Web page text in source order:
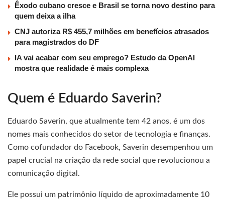
Êxodo cubano cresce e Brasil se torna novo destino para
quem deixa a ilha
CNJ autoriza R$ 455,7 milhões em benefícios atrasados
para magistrados do DF
IA vai acabar com seu emprego? Estudo da OpenAI
mostra que realidade é mais complexa
Quem é Eduardo Saverin?
Eduardo Saverin, que atualmente tem 42 anos, é um dos
nomes mais conhecidos do setor de tecnologia e finanças.
Como cofundador do Facebook, Saverin desempenhou um
papel crucial na criação da rede social que revolucionou a
comunicação digital.
Ele possui um patrimônio líquido de aproximadamente 10